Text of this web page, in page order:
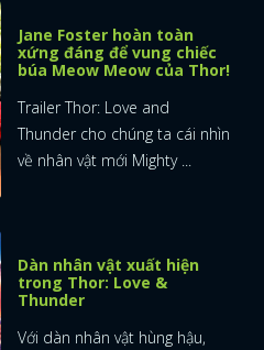
Jane Foster hoàn toàn
xứng đáng để vung chiếc
búa Meow Meow của Thor!
Trailer Thor: Love and
Thunder cho chúng ta cái nhìn
về nhân vật mới Mighty ...
Dàn nhân vật xuất hiện
trong Thor: Love &
Thunder
Với dàn nhân vật hùng hậu,